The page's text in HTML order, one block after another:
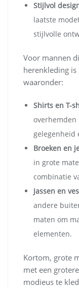
Stijlvol
laatste
stijlvolle
Voor mannen
herenkleding is
waaronder:
Shirts en T-
overhemden
gelegenheid
Broeken en
in grote
combinatie
Jassen en
andere
maten om
elementen.
Kortom, grote
met een
modieus te